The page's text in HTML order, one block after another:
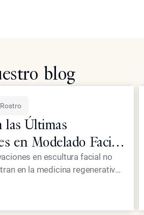
blog
Rostro
las Últimas
en Modelado Facial
para Pacientes de
en escultura facial no
en la medicina regenerativa
energía de alta precisión que
el Dr. Simon Ourian utiliza